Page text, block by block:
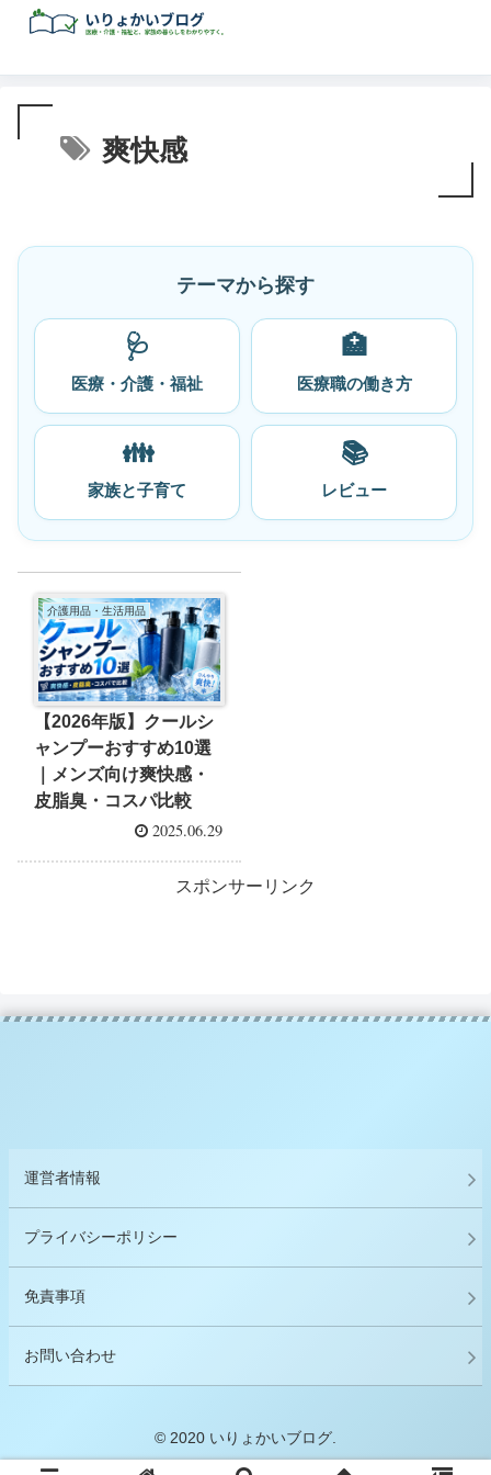
爽快感
テーマから探す
🩺
医療・介護・福祉
🏥
医療職の働き方
👪
家族と子育て
📚
レビュー
介護用品・生活用品
【2026年版】クールシ
ャンプーおすすめ10選
｜メンズ向け爽快感・
皮脂臭・コスパ比較
2025.06.29
スポンサーリンク
運営者情報
プライバシーポリシー
免責事項
お問い合わせ
© 2020 いりょかいブログ.